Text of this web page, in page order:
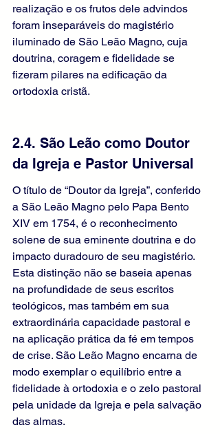
realização e os frutos dele advindos
foram inseparáveis do magistério
iluminado de São Leão Magno, cuja
doutrina, coragem e fidelidade se
fizeram pilares na edificação da
ortodoxia cristã.
2.4. São Leão como Doutor
da Igreja e Pastor Universal
O título de “Doutor da Igreja”, conferido
a São Leão Magno pelo Papa Bento
XIV em 1754, é o reconhecimento
solene de sua eminente doutrina e do
impacto duradouro de seu magistério.
Esta distinção não se baseia apenas
na profundidade de seus escritos
teológicos, mas também em sua
extraordinária capacidade pastoral e
na aplicação prática da fé em tempos
de crise. São Leão Magno encarna de
modo exemplar o equilíbrio entre a
fidelidade à ortodoxia e o zelo pastoral
pela unidade da Igreja e pela salvação
das almas.